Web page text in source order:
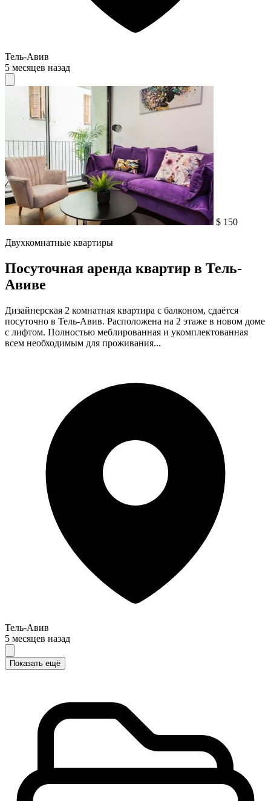
Тель-Авив
5 месяцев назад
$ 150
Двухкомнатные квартиры
Посуточная аренда квартир в Тель-
Авиве
Дизайнерская 2 комнатная квартира с балконом, сдаётся
посуточно в Тель-Авив. Расположена на 2 этаже в новом доме
с лифтом. Полностью меблированная и укомплектованная
всем необходимым для проживания...
Тель-Авив
5 месяцев назад
Показать ещё